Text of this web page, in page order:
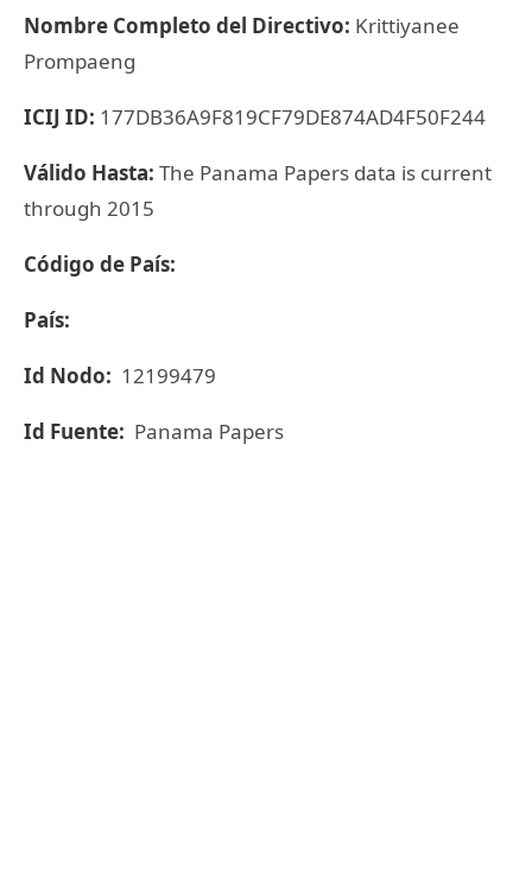
Nombre Completo del Directivo: Krittiyanee
Prompaeng
ICIJ ID: 177DB36A9F819CF79DE874AD4F50F244
Válido Hasta: The Panama Papers data is current
through 2015
Código de País:
País:
Id Nodo: 12199479
Id Fuente: Panama Papers